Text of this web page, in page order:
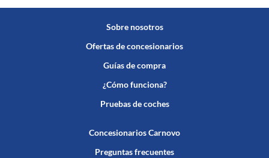
Sobre nosotros
Ofertas de concesionarios
Guías de compra
¿Cómo funciona?
Pruebas de coches
Concesionarios Carnovo
Preguntas frecuentes